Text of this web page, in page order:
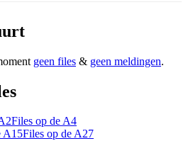
geen files & geen meldingen.
Files op de A4
A15Files op de A27